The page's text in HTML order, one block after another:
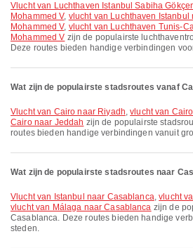
vlucht van Luchthaven Istanbul Sabiha Gökçen naar Luchthaven
Mohammed V, vlucht van Luchthaven Istanbul
Mohammed V, vlucht van Luchthaven Tunis-
Mohammed V zijn de populairste
Deze routes bieden handige verbindingen
Wat zijn de populairste stadsroutes vanaf
vlucht van Cairo naar Riyadh,vlucht van
Cairo naar Jeddah zijn de populairste
routes bieden handige verbindingen vanuit
Wat zijn de populairste stadsroutes naar
vlucht van Istanbul naar Casablanca,vlucht
vlucht van Málaga naar Casablanca zijn de
Casablanca. Deze routes bieden handige
steden.